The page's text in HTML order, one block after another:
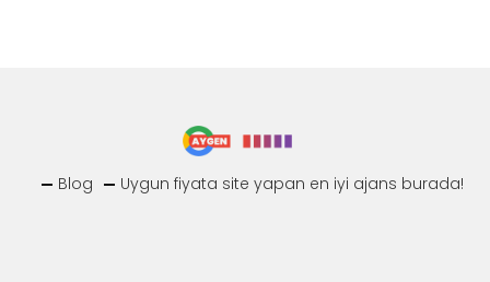
Blog Uygun fiyata site yapan en iyi ajans burada!